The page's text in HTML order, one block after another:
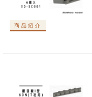
商品紹介